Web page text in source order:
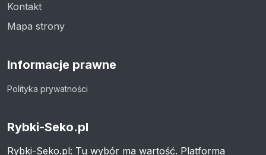
Kontakt
Mapa strony
Informacje prawne
Polityka prywatności
Rybki-Seko.pl
Rybki-Seko.pl: Tu wybór ma wartość. Platforma